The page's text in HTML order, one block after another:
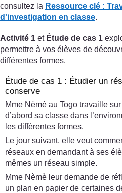
consultez la Ressource clé :
d'investigation en classe.
Activité 1 etÉtude de cas 1
permettre à vos élèves de
différentes formes.
Étude de cas 1 : Étudier un
conserve
Mme Nèmè au Togo travaille
d’abord sa classe dans
les différentes formes.
Le jour suivant, elle veut
réseaux en demandant à ses
mêmes un réseau simple.
Mme Nèmè leur demande de
un plan en papier de certaines